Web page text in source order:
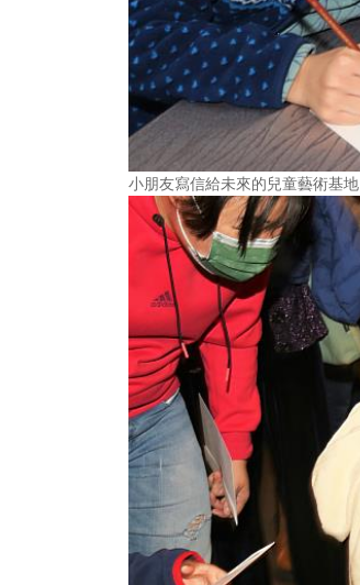
小朋友寫信給未來的兒童藝術基地